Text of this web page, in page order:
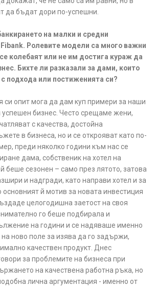
да бъдат дори по-успешни.
на малки и средни
Ролевите модели са много важни
колебаят или не им достига кураж да
Бихте ли разказали за дами, които
подхода или постиженията си?
си опит мога да дам куп примери за наши
успешен бизнес. Често срещаме жени,
с качества, достойна
в бизнеса, но и се открояват като по-
преди няколко години към нас се
дама, собственик на хотел на
беше сезонен – само през лятото, затова
и надгради, като направи хотел и за
й мотив за новата инвестиция
целогодишна заетост на своя
го беше подбирала и
на години и се надяваше именно
ново поле за изява да го задържи,
качествен продукт. Днес
за проблемите на бизнеса при
на качествена работна ръка, но
лична аргументация - именно от